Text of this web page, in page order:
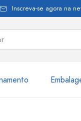
Inscreva-se agora na